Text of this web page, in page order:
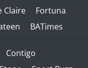
Claire
Fortuna
BATimes
Contigo